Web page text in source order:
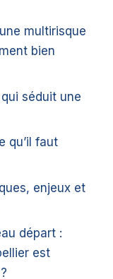
multirisque
bien
séduit une
qu’il faut
enjeux et
départ :
est